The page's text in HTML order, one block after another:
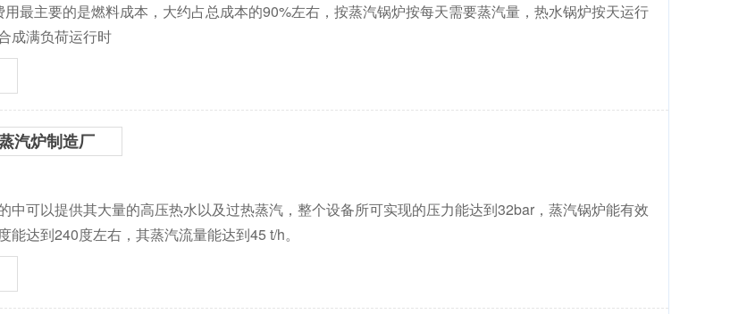
用最主要的是燃料成本，大约占总成本的90%左右，按蒸汽锅炉按每天需要蒸汽量，热水锅炉按天运行
成满负荷运行时
汽炉制造厂
中可以提供其大量的高压热水以及过热蒸汽，整个设备所可实现的压力能达到32bar，蒸汽锅炉能有效
能达到240度左右，其蒸汽流量能达到45 t/h。